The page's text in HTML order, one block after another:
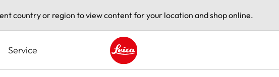
country or region to view content for your location and shop online.
Service
Leica logo - Home